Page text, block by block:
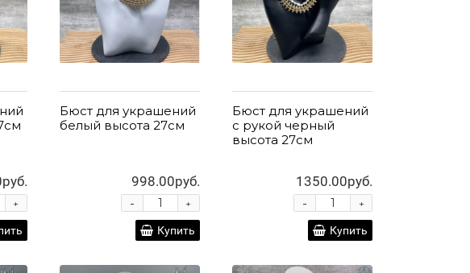
+
Бюст для украшений
белый высота 27см
998.00руб.
+
-
Купить
Бюст для украшений
с рукой черный
высота 27см
1350.00руб.
+
-
Купить